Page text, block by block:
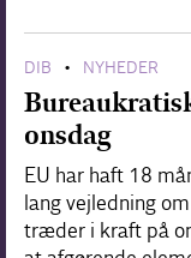
DIB • NYHEDER
onsdag
EU har haft 18
lang vejledning
træder i kraft på